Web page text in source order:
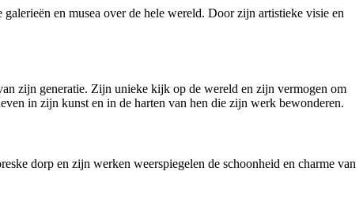
en musea over de hele wereld. Door zijn artistieke visie en
zijn generatie. Zijn unieke kijk op de wereld en zijn vermogen om
in zijn kunst en in de harten van hen die zijn werk bewonderen.
dorp en zijn werken weerspiegelen de schoonheid en charme van